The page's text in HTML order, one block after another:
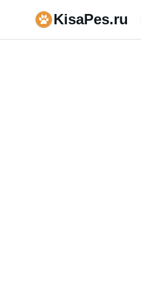
KisaPes.ru